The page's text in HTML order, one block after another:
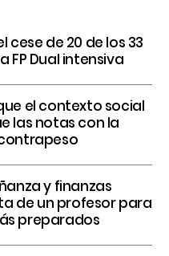
cese de 20 de los 33
FP Dual intensiva
el contexto social
las notas con la
y finanzas
de un profesor para
preparados